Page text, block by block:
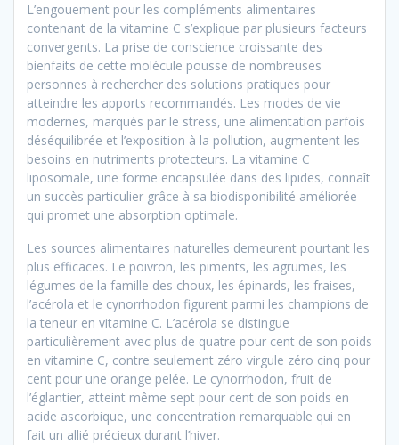
L’engouement pour les compléments alimentaires
contenant de la vitamine C s’explique par plusieurs facteurs
convergents. La prise de conscience croissante des
bienfaits de cette molécule pousse de nombreuses
personnes à rechercher des solutions pratiques pour
atteindre les apports recommandés. Les modes de vie
modernes, marqués par le stress, une alimentation parfois
déséquilibrée et l’exposition à la pollution, augmentent les
besoins en nutriments protecteurs. La vitamine C
liposomale, une forme encapsulée dans des lipides, connaît
un succès particulier grâce à sa biodisponibilité améliorée
qui promet une absorption optimale.
Les sources alimentaires naturelles demeurent pourtant les
plus efficaces. Le poivron, les piments, les agrumes, les
légumes de la famille des choux, les épinards, les fraises,
l’acérola et le cynorrhodon figurent parmi les champions de
la teneur en vitamine C. L’acérola se distingue
particulièrement avec plus de quatre pour cent de son poids
en vitamine C, contre seulement zéro virgule zéro cinq pour
cent pour une orange pelée. Le cynorrhodon, fruit de
l’églantier, atteint même sept pour cent de son poids en
acide ascorbique, une concentration remarquable qui en
fait un allié précieux durant l’hiver.